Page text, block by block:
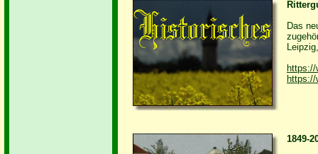
Das
https://
https://
1849-